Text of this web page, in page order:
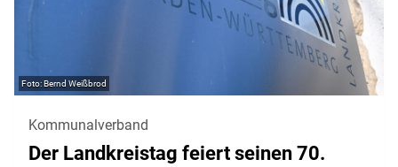
Bernd Weißbrod
Kommunalverband
Der Landkreistag feiert seinen 70.